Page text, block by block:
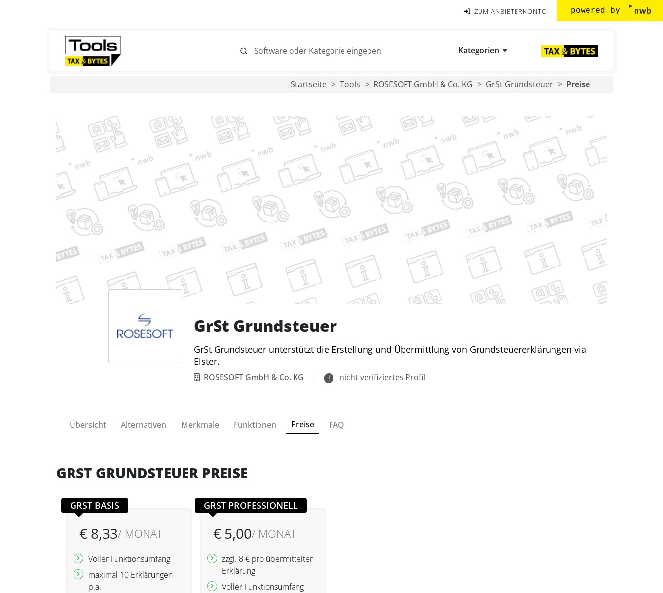
ZUM ANBIETERKONTO powered by
Kategorien
Startseite Tools ROSESOFT GmbH & Co. KG GrSt Grundsteuer Preise
GrSt Grundsteuer
GrSt Grundsteuer unterstützt die Erstellung und Übermittlung von Grundsteuererklärungen via
Elster.
ROSESOFT GmbH & Co. KG | nicht verifiziertes Profil
Übersicht Alternativen Merkmale Funktionen Preise FAQ
GRST GRUNDSTEUER PREISE
GRST BASIS
€ 8,33/ MONAT
Voller Funktionsumfang
maximal 10 Erklärungen
p.a.
GRST PROFESSIONELL
€ 5,00/ MONAT
zzgl. 8 € pro übermittelter
Erklärung
Voller Funktionsumfang